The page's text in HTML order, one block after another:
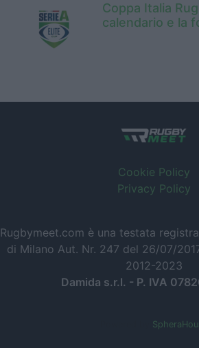
Coppa Italia
calendario e la
Cookie Policy
Privacy Policy
Rugbymeet.com è una testata
di Milano Aut. Nr. 247 del 26/07/
2012-2023
Damida s.r.l. - P. IVA